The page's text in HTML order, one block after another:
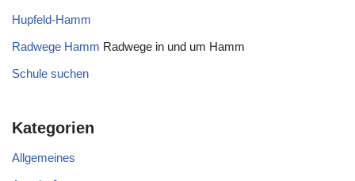
Hupfeld-Hamm
Radwege Hamm Radwege in und um Hamm
Schule suchen
Kategorien
Allgemeines